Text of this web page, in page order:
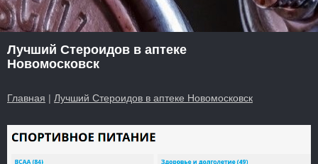
Лучший Стероидов в аптеке
Новомосковск
Главная | Лучший Стероидов в аптеке Новомосковск